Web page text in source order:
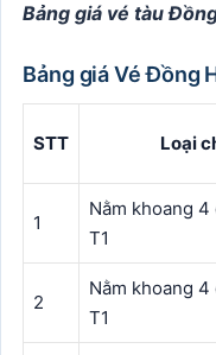
Bảng giá vé tàu
Bảng giá Vé Đồng
STT Loại
1
Nằm khoang
T1
2
Nằm khoang
T1